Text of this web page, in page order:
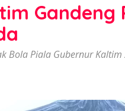
Gandeng
PSSI
Muda
Gandeng
Bola Piala Gubernur